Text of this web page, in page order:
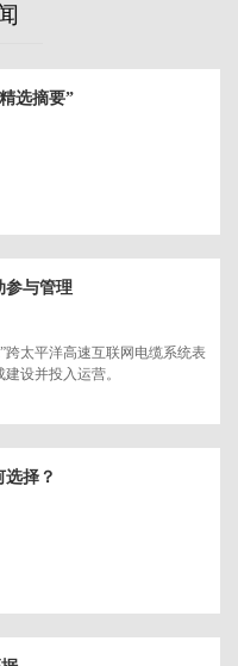
选摘要”
参与管理
跨太平洋高速互联网电缆系统表
设并投入运营。
择？